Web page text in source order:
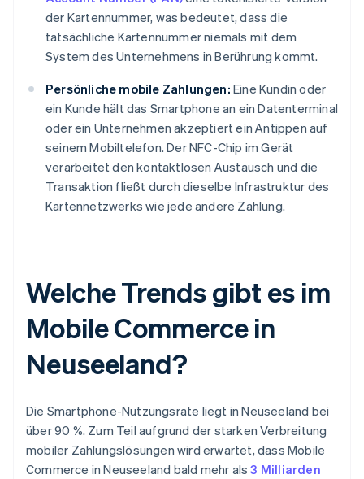
der Kartennummer, was bedeutet, dass die
tatsächliche Kartennummer niemals mit dem
System des Unternehmens in Berührung kommt.
Persönliche mobile Zahlungen: Eine Kundin oder
ein Kunde hält das Smartphone an ein Datenterminal
oder ein Unternehmen akzeptiert ein Antippen auf
seinem Mobiltelefon. Der NFC-Chip im Gerät
verarbeitet den kontaktlosen Austausch und die
Transaktion fließt durch dieselbe Infrastruktur des
Kartennetzwerks wie jede andere Zahlung.
Welche Trends gibt es im
Mobile Commerce in
Neuseeland?
Die Smartphone-Nutzungsrate liegt in Neuseeland bei
über 90 %. Zum Teil aufgrund der starken Verbreitung
mobiler Zahlungslösungen wird erwartet, dass Mobile
Commerce in Neuseeland bald mehr als3 Milliarden